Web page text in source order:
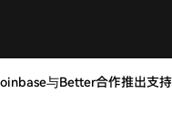
与Better合作推出支